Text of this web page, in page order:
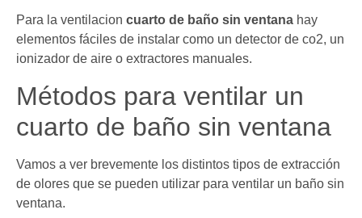
Para la ventilacion cuarto de baño sin ventana hay
elementos fáciles de instalar como un detector de co2, un
ionizador de aire o extractores manuales.
Métodos para ventilar un
cuarto de baño sin ventana
Vamos a ver brevemente los distintos tipos de extracción
de olores que se pueden utilizar para ventilar un baño sin
ventana.